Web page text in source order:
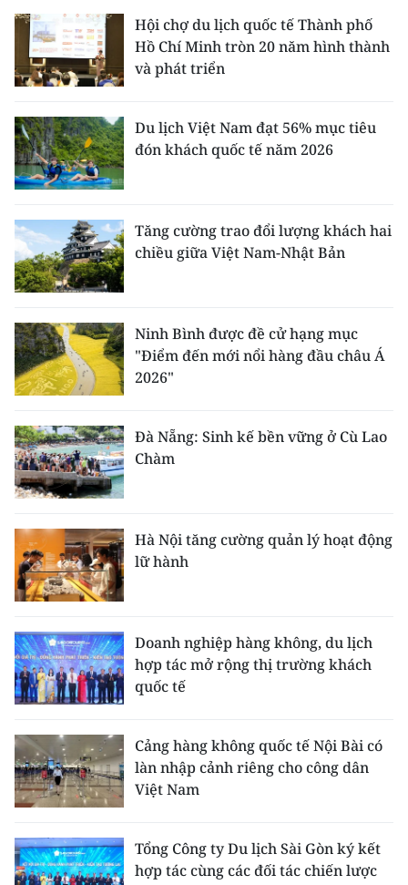
Hội chợ du lịch quốc tế Thành phố
Hồ Chí Minh tròn 20 năm hình thành
và phát triển
Du lịch Việt Nam đạt 56% mục tiêu
đón khách quốc tế năm 2026
Tăng cường trao đổi lượng khách hai
chiều giữa Việt Nam-Nhật Bản
Ninh Bình được đề cử hạng mục
"Điểm đến mới nổi hàng đầu châu Á
2026"
Đà Nẵng: Sinh kế bền vững ở Cù Lao
Chàm
Hà Nội tăng cường quản lý hoạt động
lữ hành
Doanh nghiệp hàng không, du lịch
hợp tác mở rộng thị trường khách
quốc tế
Cảng hàng không quốc tế Nội Bài có
làn nhập cảnh riêng cho công dân
Việt Nam
Tổng Công ty Du lịch Sài Gòn ký kết
hợp tác cùng các đối tác chiến lược